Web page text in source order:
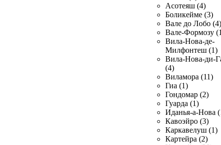
Асотеяш (4)
Боликейме (3)
Вале до Лобо (4)
Вале-Формозу
Вила-Нова-де-
Милфонтеш (1)
Вила-Нова-ди-
(4)
Виламора (11)
Гиа (1)
Гондомар (2)
Гуарда (1)
Иданья-а-Нова
Кавоэйро (3)
Каркавелуш (1)
Картейра (2)